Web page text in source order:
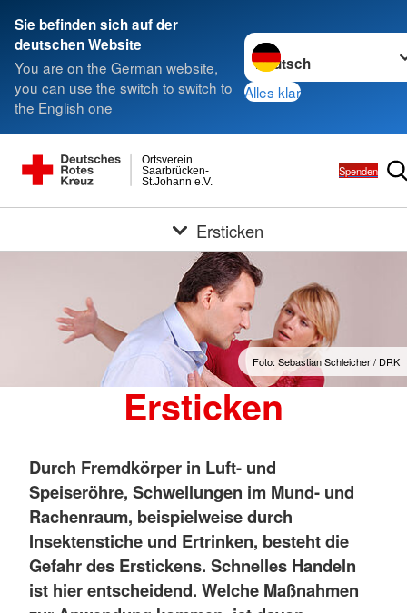
Sie befinden sich auf der
deutschen Website
You are on the German website,
you can use the switch to switch to
the English one
Sprache wechseln zu
Alles klar
St.Johann e.V.
Saarbrücken-
Ortsverein
Spenden
Ersticken
Foto: Sebastian Schleicher / DRK
Ersticken
Durch Fremdkörper in Luft- und
Speiseröhre, Schwellungen im Mund- und
Rachenraum, beispielweise durch
Insektenstiche und Ertrinken, besteht die
Gefahr des Erstickens. Schnelles Handeln
ist hier entscheidend. Welche Maßnahmen